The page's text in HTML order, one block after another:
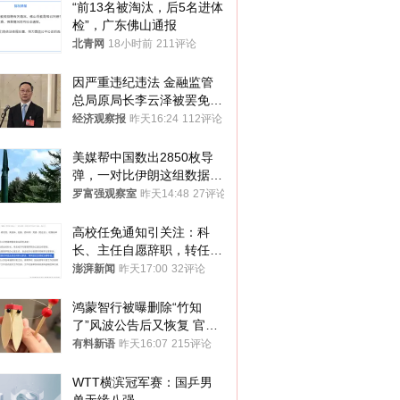
“前13名被淘汰，后5名进体
检”，广东佛山通报
北青网 18小时前 211评论
因严重违纪违法 金融监管
总局原局长李云泽被罢免全
国人大代表
经济观察报 昨天16:24 112评论
美媒帮中国数出2850枚导
弹，一对比伊朗这组数据，
发现出大事了
罗富强观察室 昨天14:48 27评论
高校任免通知引关注：科
长、主任自愿辞职，转任思
政辅导员
澎湃新闻 昨天17:00 32评论
鸿蒙智行被曝删除“竹知
了”风波公告后又恢复 官媒
曾力挺：劝华为要大度的，
有料新语 昨天16:07 215评论
WTT横滨冠军赛：国乒男